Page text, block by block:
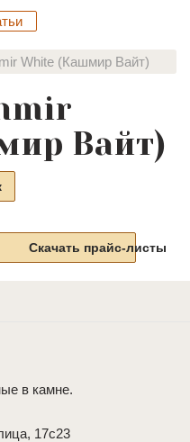
White (Кашмир Вайт)
Вайт)
Скачать прайс-листы
в камне.
17с23